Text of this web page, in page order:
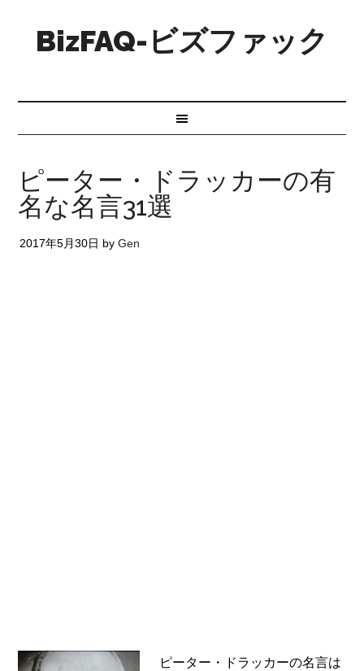
BizFAQ-ビズファック
ピーター・ドラッカーの有
名な名言31選
2017年5月30日 byGen
ピーター・ドラッカーの名言は